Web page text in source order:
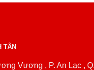
TÂN
Vương , P. An Lạc ,